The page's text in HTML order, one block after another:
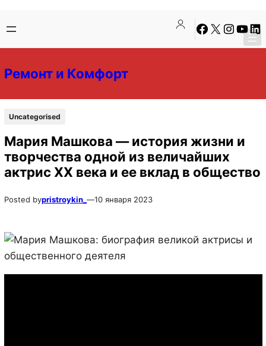
содержимому
содержимому
Facebook
X Instagram
Ремонт и Комфорт
Uncategorised
Мария Машкова — история жизни и
творчества одной из величайших
актрис XX века и ее вклад в общество
Posted bypristroykin_ —10 января 2023